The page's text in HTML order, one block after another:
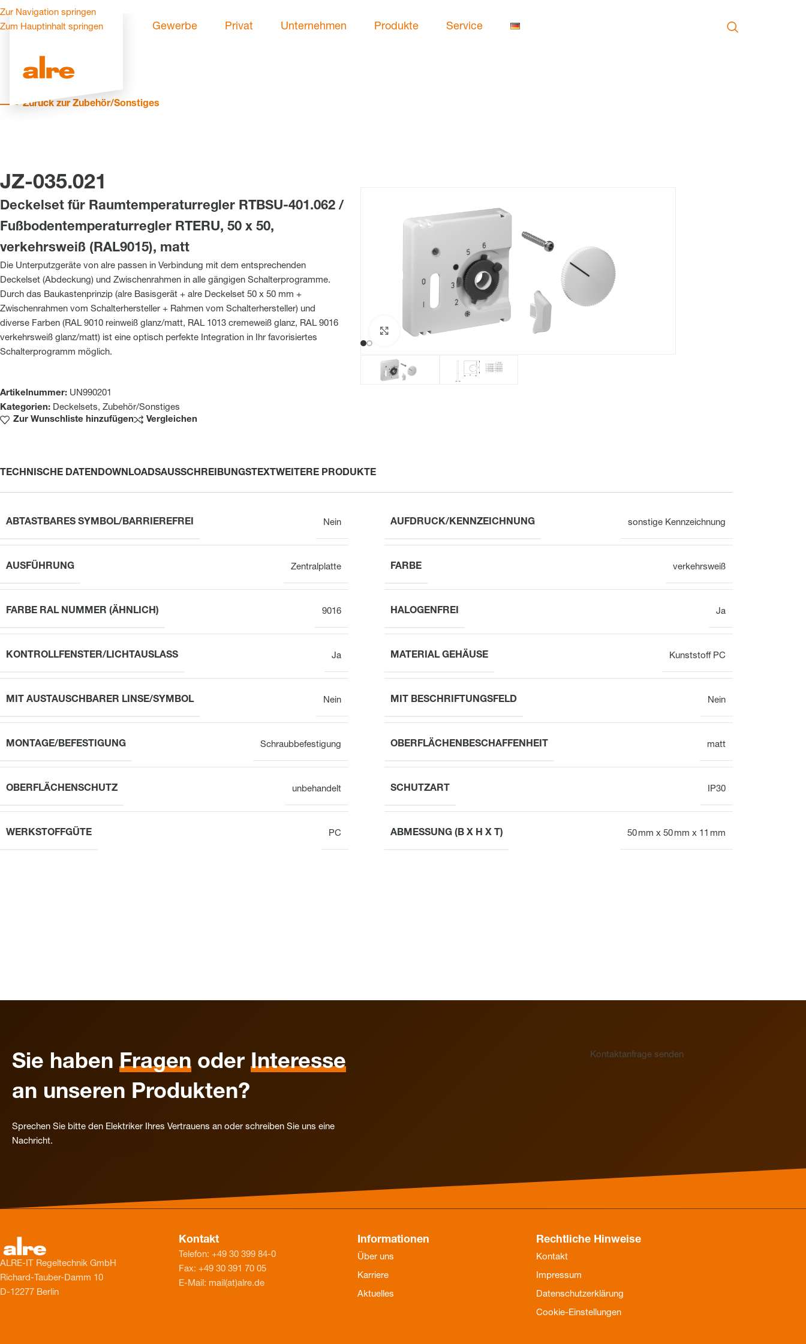
Zur Navigation springen
Zum Hauptinhalt springen
Gewerbe Privat Unternehmen Produkte Service
Zurück zur Zubehör/Sonstiges
JZ-035.021
Deckelset für Raumtemperaturregler RTBSU-401.062 /
Fußbodentemperaturregler RTERU, 50 x 50,
verkehrsweiß (RAL9015), matt
Die Unterputzgeräte von alre passen in Verbindung mit dem entsprechenden
Deckelset (Abdeckung) und Zwischenrahmen in alle gängigen Schalterprogramme.
Durch das Baukastenprinzip (alre Basisgerät + alre Deckelset 50 x 50 mm +
Zwischenrahmen vom Schalterhersteller + Rahmen vom Schalterhersteller) und
diverse Farben (RAL 9010 reinweiß glanz/matt, RAL 1013 cremeweiß glanz, RAL 9016
verkehrsweiß glanz/matt) ist eine optisch perfekte Integration in Ihr favorisiertes
Schalterprogramm möglich.
Artikelnummer: UN990201
Kategorien: Deckelsets, Zubehör/Sonstiges
Zur Wunschliste hinzufügen
Vergleichen
Zum Vergrößern klicken
TECHNISCHE DATENDOWNLOADSAUSSCHREIBUNGSTEXTWEITERE PRODUKTE
ABTASTBARES SYMBOL/BARRIEREFREI Nein AUFDRUCK/KENNZEICHNUNG sonstige Kennzeichnung
AUSFÜHRUNG Zentralplatte FARBE verkehrsweiß
FARBE RAL NUMMER (ÄHNLICH) 9016 HALOGENFREI Ja
KONTROLLFENSTER/LICHTAUSLASS Ja MATERIAL GEHÄUSE Kunststoff PC
MIT AUSTAUSCHBARER LINSE/SYMBOL Nein MIT BESCHRIFTUNGSFELD Nein
MONTAGE/BEFESTIGUNG Schraubbefestigung OBERFLÄCHENBESCHAFFENHEIT matt
OBERFLÄCHENSCHUTZ unbehandelt SCHUTZART IP30
WERKSTOFFGÜTE PC ABMESSUNG (B X H X T) 50 mm x 50 mm x 11 mm
Sie haben Fragen oder Interesse
an unseren Produkten?
Sprechen Sie bitte den Elektriker Ihres Vertrauens an oder schreiben Sie uns eine
Nachricht.
Kontaktanfrage senden
ALRE-IT Regeltechnik GmbH
Richard-Tauber-Damm 10
D-12277 Berlin
Kontakt
Telefon: +49 30 399 84-0
Fax: +49 30 391 70 05
E-Mail: mail(at)alre.de
Informationen
Über uns
Karriere
Aktuelles
Rechtliche Hinweise
Kontakt
Impressum
Datenschutzerklärung
Cookie-Einstellungen